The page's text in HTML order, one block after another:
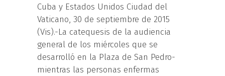
Cuba y Estados Unidos Ciudad del
Vaticano, 30 de septiembre de 2015
(Vis).-La catequesis de la audiencia
general de los miércoles que se
desarrolló en la Plaza de San Pedro-
mientras las personas enfermas